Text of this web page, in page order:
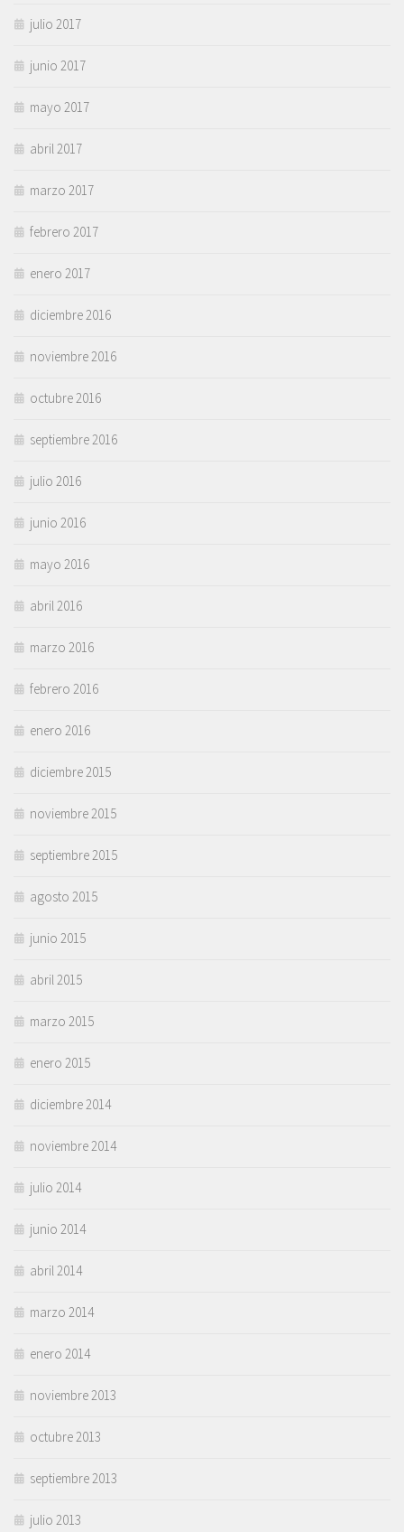
julio 2017
junio 2017
mayo 2017
abril 2017
marzo 2017
febrero 2017
enero 2017
diciembre 2016
noviembre 2016
octubre 2016
septiembre 2016
julio 2016
junio 2016
mayo 2016
abril 2016
marzo 2016
febrero 2016
enero 2016
diciembre 2015
noviembre 2015
septiembre 2015
agosto 2015
junio 2015
abril 2015
marzo 2015
enero 2015
diciembre 2014
noviembre 2014
julio 2014
junio 2014
abril 2014
marzo 2014
enero 2014
noviembre 2013
octubre 2013
septiembre 2013
julio 2013